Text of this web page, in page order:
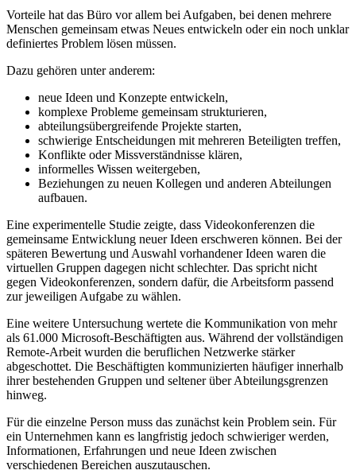
Vorteile hat das Büro vor allem bei Aufgaben, bei denen mehrere
Menschen gemeinsam etwas Neues entwickeln oder ein noch unklar
definiertes Problem lösen müssen.
Dazu gehören unter anderem:
neue Ideen und Konzepte entwickeln,
komplexe Probleme gemeinsam strukturieren,
abteilungsübergreifende Projekte starten,
schwierige Entscheidungen mit mehreren Beteiligten treffen,
Konflikte oder Missverständnisse klären,
informelles Wissen weitergeben,
Beziehungen zu neuen Kollegen und anderen Abteilungen
aufbauen.
Eine experimentelle Studie zeigte, dass Videokonferenzen die
gemeinsame Entwicklung neuer Ideen erschweren können. Bei der
späteren Bewertung und Auswahl vorhandener Ideen waren die
virtuellen Gruppen dagegen nicht schlechter. Das spricht nicht
gegen Videokonferenzen, sondern dafür, die Arbeitsform passend
zur jeweiligen Aufgabe zu wählen.
Eine weitere Untersuchung wertete die Kommunikation von mehr
als 61.000 Microsoft-Beschäftigten aus. Während der vollständigen
Remote-Arbeit wurden die beruflichen Netzwerke stärker
abgeschottet. Die Beschäftigten kommunizierten häufiger innerhalb
ihrer bestehenden Gruppen und seltener über Abteilungsgrenzen
hinweg.
Für die einzelne Person muss das zunächst kein Problem sein. Für
ein Unternehmen kann es langfristig jedoch schwieriger werden,
Informationen, Erfahrungen und neue Ideen zwischen
verschiedenen Bereichen auszutauschen.